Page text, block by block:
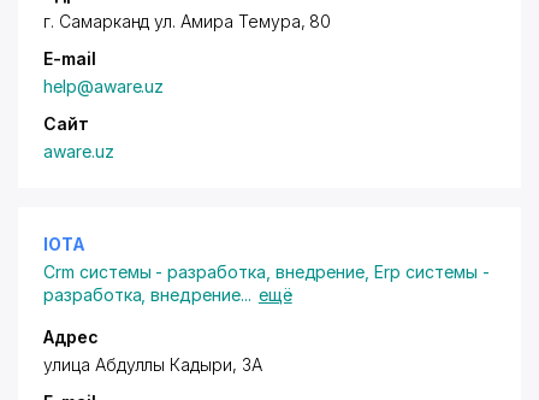
г. Самарканд ул. Амира Темура, 80
E-mail
help@aware.uz
Сайт
aware.uz
IOTA
Crm системы - разработка, внедрение ,Erp системы -
разработка, внедрение... ещё
Адрес
улица Абдуллы Кадыри, 3А